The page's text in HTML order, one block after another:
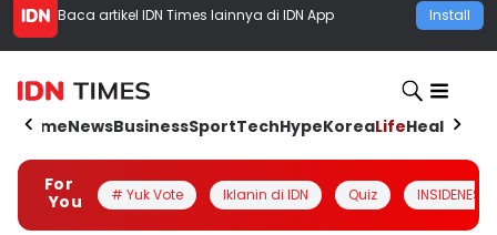
Baca artikel IDN Times lainnya di IDN App Install
HomeNewsBusinessSportTechHypeKoreaLifeHealth
For
You
# Yuk Vote Iklanin di IDN Quiz INSIDENESIA